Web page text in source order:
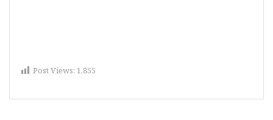
Post Views: 1,855